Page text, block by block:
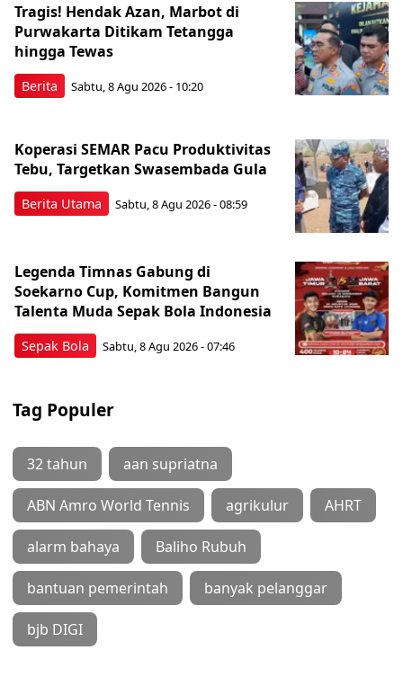
Berita
Tragis! Hendak Azan, Marbot di
Purwakarta Ditikam Tetangga
hingga Tewas
Sabtu, 8 Agu 2026 - 10:20
Berita Utama
Koperasi SEMAR Pacu Produktivitas
Tebu, Targetkan Swasembada Gula
Sabtu, 8 Agu 2026 - 08:59
Sepak Bola
Legenda Timnas Gabung di
Soekarno Cup, Komitmen Bangun
Talenta Muda Sepak Bola Indonesia
Sabtu, 8 Agu 2026 - 07:46
Tag Populer
32 tahun aan supriatna
ABN Amro World Tennis agrikulur AHRT
alarm bahaya Baliho Rubuh
bantuan pemerintah banyak pelanggar
bjb DIGI